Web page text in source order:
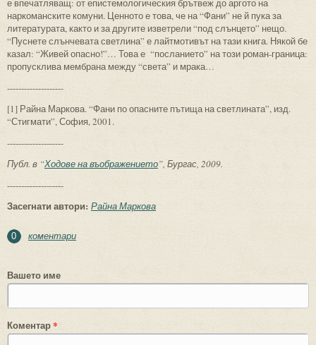
е впечатляващ: от епистемологическия брътвеж до аргото на
наркоманските комуни. Ценното е това, че на “Фани” не й пука за
литературата, както и за другите изветрели “под слънцето” нещо.
“Пуснете слънчевата светлина” е лайтмотивът на тази книга. Някой бе
казал: “Живей опасно!”… Това е “посланието” на този роман-граница:
пропусклива мембрана между “света” и мрака…
--------------------
[1] Райна Маркова. “Фани по опасните пътища на светлината”, изд.
“Стигмати”, София, 2001.
--------------------
Публ. в “Ходове на въображението”, Бургас, 2009.
--------------------
Засегнати автори: Райна Маркова
0 коментари
Вашето име
Коментар*